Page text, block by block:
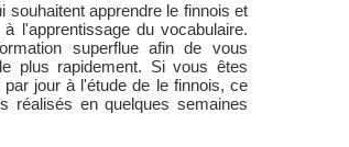
apprendre le finnois et
l'apprentissage du vocabulaire.
superflue afin de vous
plus rapidement. Si vous êtes
jour à l'étude de le finnois, ce
réalisés en quelques semaines